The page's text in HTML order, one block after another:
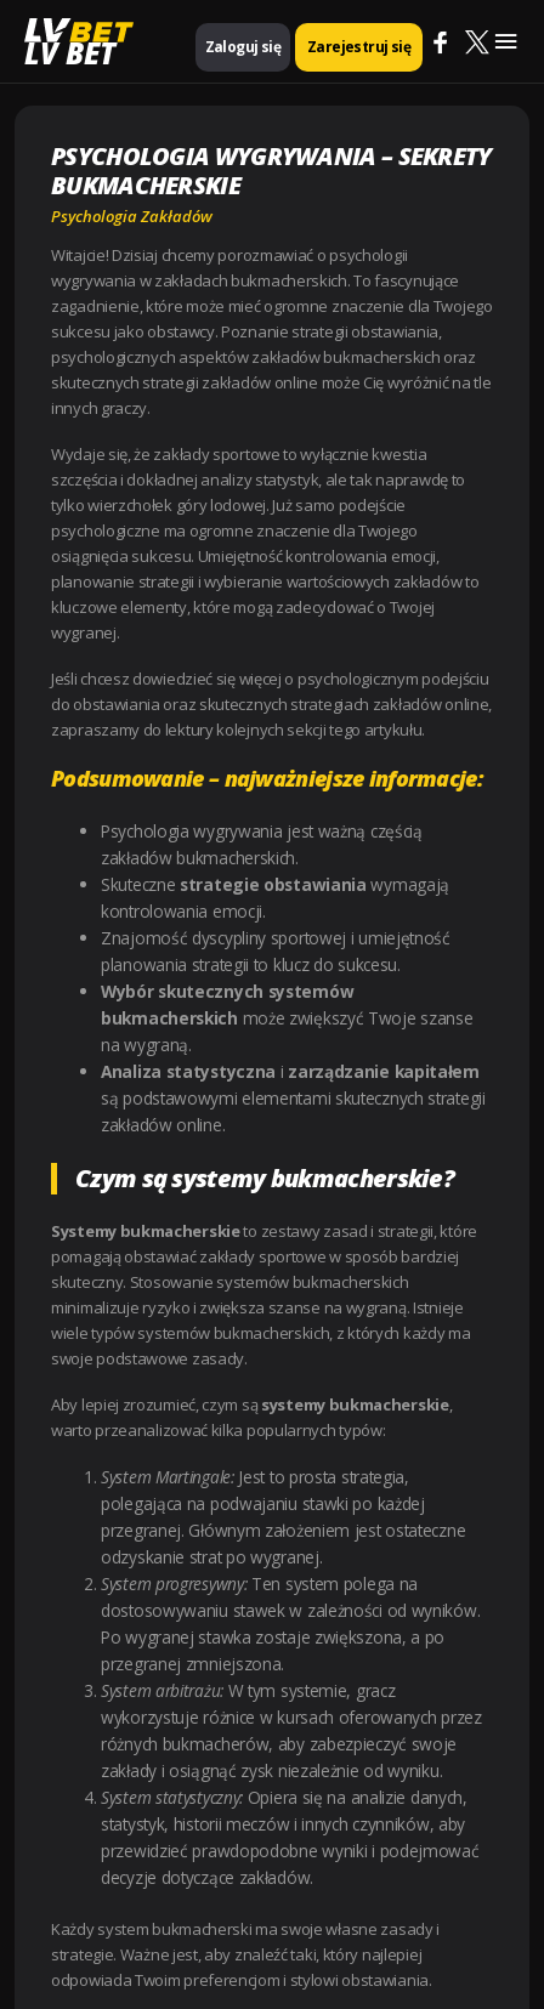
LV BET Zaloguj się Zarejestruj się
Strona główna
Psychologia zakładów
Psychologia wygrywania – Sekrety bukmacherskie
PSYCHOLOGIA WYGRYWANIA – SEKRETY
BUKMACHERSKIE
Psychologia Zakładów
Witajcie! Dzisiaj chcemy porozmawiać o psychologii
wygrywania w zakładach bukmacherskich. To fascynujące
zagadnienie, które może mieć ogromne znaczenie dla Twojego
sukcesu jako obstawcy. Poznanie strategii obstawiania,
psychologicznych aspektów zakładów bukmacherskich oraz
skutecznych strategii zakładów online może Cię wyróżnić na tle
innych graczy.
Wydaje się, że zakłady sportowe to wyłącznie kwestia
szczęścia i dokładnej analizy statystyk, ale tak naprawdę to
tylko wierzchołek góry lodowej. Już samo podejście
psychologiczne ma ogromne znaczenie dla Twojego
osiągnięcia sukcesu. Umiejętność kontrolowania emocji,
planowanie strategii i wybieranie wartościowych zakładów to
kluczowe elementy, które mogą zadecydować o Twojej
wygranej.
Jeśli chcesz dowiedzieć się więcej o psychologicznym podejściu
do obstawiania oraz skutecznych strategiach zakładów online,
zapraszamy do lektury kolejnych sekcji tego artykułu.
Podsumowanie – najważniejsze informacje:
Psychologia wygrywania jest ważną częścią
zakładów bukmacherskich.
Skuteczne strategie obstawiania wymagają
kontrolowania emocji.
Znajomość dyscypliny sportowej i umiejętność
planowania strategii to klucz do sukcesu.
Wybór skutecznych systemów
bukmacherskich może zwiększyć Twoje szanse
na wygraną.
Analiza statystyczna i zarządzanie kapitałem
są podstawowymi elementami skutecznych strategii
zakładów online.
Czym są systemy bukmacherskie?
Systemy bukmacherskieto zestawy zasad i strategii, które
pomagają obstawiać zakłady sportowe w sposób bardziej
skuteczny. Stosowanie systemów bukmacherskich
minimalizuje ryzyko i zwiększa szanse na wygraną. Istnieje
wiele typów systemów bukmacherskich, z których każdy ma
swoje podstawowe zasady.
Aby lepiej zrozumieć, czym są systemy bukmacherskie,
warto przeanalizować kilka popularnych typów:
System Martingale:Jest to prosta strategia,
polegająca na podwajaniu stawki po każdej
przegranej. Głównym założeniem jest ostateczne
odzyskanie strat po wygranej.
System progresywny:Ten system polega na
dostosowywaniu stawek w zależności od wyników.
Po wygranej stawka zostaje zwiększona, a po
przegranej zmniejszona.
System arbitrażu:W tym systemie, gracz
wykorzystuje różnice w kursach oferowanych przez
różnych bukmacherów, aby zabezpieczyć swoje
zakłady i osiągnąć zysk niezależnie od wyniku.
System statystyczny: Opiera się na analizie danych,
statystyk, historii meczów i innych czynników, aby
przewidzieć prawdopodobne wyniki i podejmować
decyzje dotyczące zakładów.
Każdy system bukmacherski ma swoje własne zasady i
strategie. Ważne jest, aby znaleźć taki, który najlepiej
odpowiada Twoim preferencjom i stylowi obstawiania.